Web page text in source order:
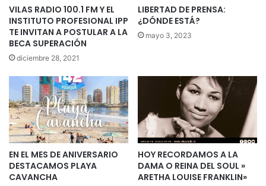
VILAS RADIO 100.1 FM Y EL
INSTITUTO PROFESIONAL IPP
TE INVITAN A POSTULAR A LA
BECA SUPERACIÓN
diciembre 28, 2021
LIBERTAD DE PRENSA:
¿DÓNDE ESTÁ?
mayo 3, 2023
EN EL MES DE ANIVERSARIO
DESTACAMOS PLAYA
CAVANCHA
HOY RECORDAMOS A LA
DAMA O REINA DEL SOUL »
ARETHA LOUISE FRANKLIN»